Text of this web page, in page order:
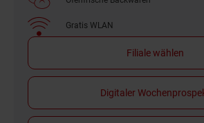
Gratis WLAN
Filiale wählen
Digitaler